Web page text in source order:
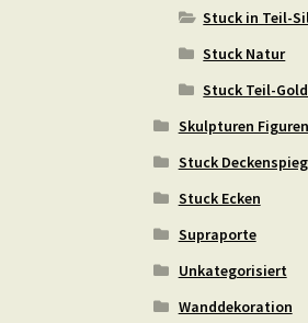
Stuck in Teil-
Stuck Natur
Stuck Teil-Gold
Skulpturen Figuren
Stuck
Stuck Ecken
Supraporte
Unkategorisiert
Wanddekoration